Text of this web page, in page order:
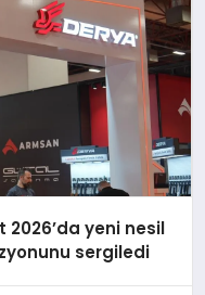
yeni nesil
sergiledi